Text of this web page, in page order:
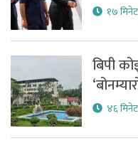
१७
बिपी
४६